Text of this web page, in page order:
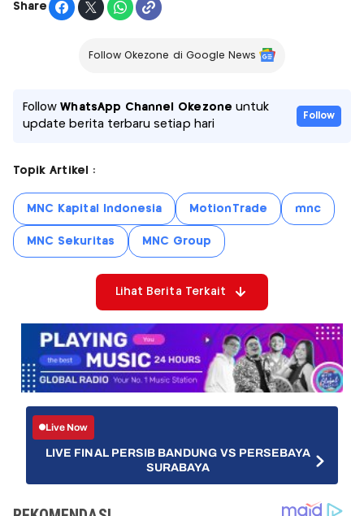
Share
Follow Okezone di Google News
FollowWhatsApp Channel Okezone untuk
update berita terbaru setiap hari
Follow
Topik Artikel :
MNC Kapital Indonesia MotionTrade mnc
MNC Sekuritas MNC Group
Lihat Berita Terkait
Live Now
LIVE FINAL PERSIB BANDUNG VS PERSEBAYA
SURABAYA